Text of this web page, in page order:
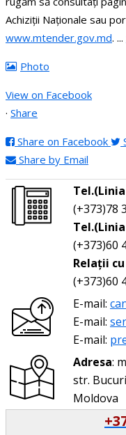
Achiziții Naționale sau
www.mtender.gov.md. ...
Photo
View on Facebook
· Share
Share on Facebook
Share by Email
(+373)78
(+373)60
Relații
(+373)60
E-mail:
E-mail:
E-mail:
Adresa:
str.
Moldova